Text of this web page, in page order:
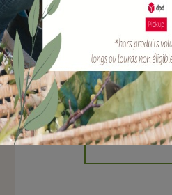
EAN :8051560250833
Marque :
Quantité :
Unité
-